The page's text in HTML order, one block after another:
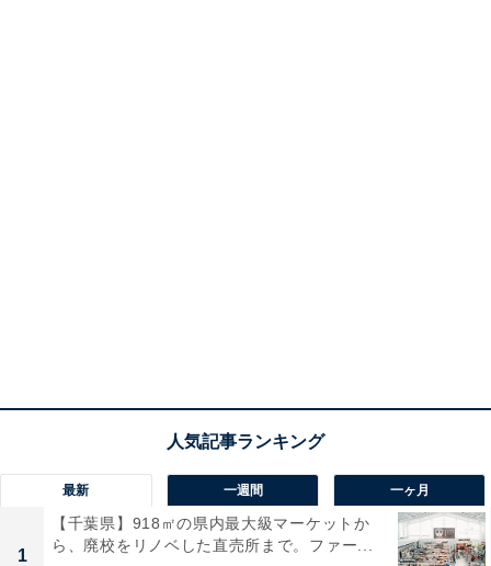
最新 一週間 一ヶ月
1
【千葉県】918㎡の県内最大級マーケットか
ら、廃校をリノベした直売所まで。ファー...